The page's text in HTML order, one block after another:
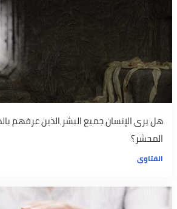
هل يرى الإنسان جميع البشر الذين عرفهم
المحشر؟
الفتاوى